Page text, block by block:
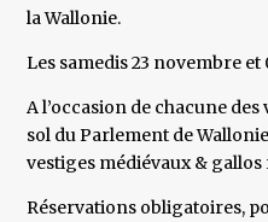
la Wallonie.
Les samedis 23 novembre et
A l’occasion de chacune
sol du Parlement de
vestiges médiévaux &
Réservations obligatoires,